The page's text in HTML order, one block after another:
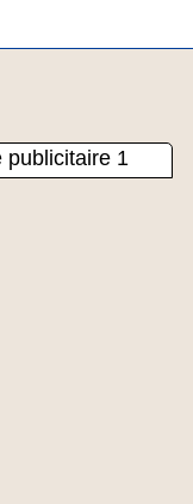
publicitaire 1